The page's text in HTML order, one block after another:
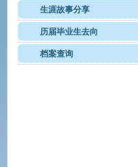
生涯故事分享
历届毕业生去向
档案查询